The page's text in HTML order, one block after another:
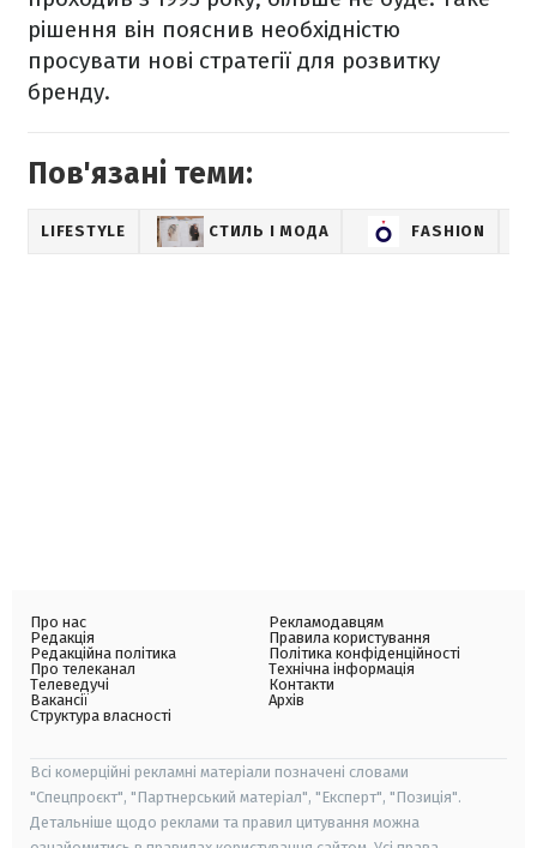
рішення він пояснив необхідністю
просувати нові стратегії для розвитку
бренду.
Пов'язані теми:
LIFESTYLE СТИЛЬ І МОДА FASHION
Про нас
Редакція
Редакційна політика
Про телеканал
Телеведучі
Вакансії
Структура власності
Рекламодавцям
Правила користування
Політика конфіденційності
Технічна інформація
Контакти
Архів
Всі комерційні рекламні матеріали позначені словами
"Спецпроєкт", "Партнерський матеріал", "Експерт", "Позиція".
Детальніше щодо реклами та правил цитування можна